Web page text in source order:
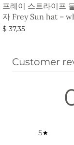
프레이 스트라이프
자 Frey Sun hat –
$ 37,35
Customer
5